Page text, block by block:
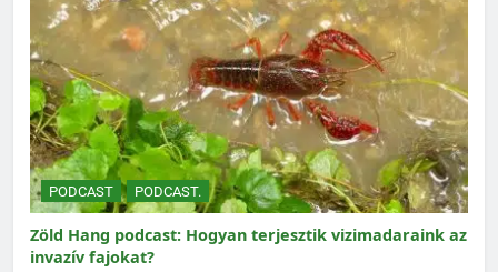
PODCAST PODCAST.
Zöld Hang podcast: Hogyan terjesztik vizimadaraink az
invazív fajokat?